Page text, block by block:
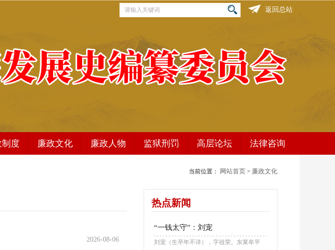
返回总站
制度 廉政文化 廉政人物 监狱刑罚 高层论坛
高层论坛
法律咨询
当前位置： 网站首页 > 廉政文化
2026-08-06
热点新闻
“一钱太守”：刘宠
刘宠（生卒年不详），字祖荣。东莱牟平